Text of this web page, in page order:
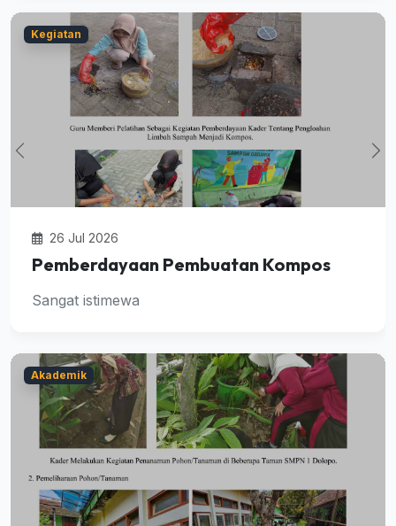
Kegiatan
26 Jul 2026
Pemberdayaan Pembuatan Kompos
Sangat istimewa
Akademik